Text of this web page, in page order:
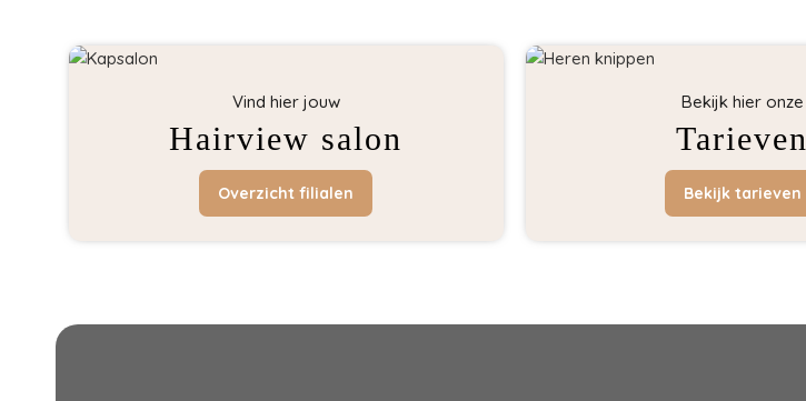
Vind hier jouw
Hairview salon
Overzicht filialen
Bekijk hier onze
Tarieven
Bekijk tarieven